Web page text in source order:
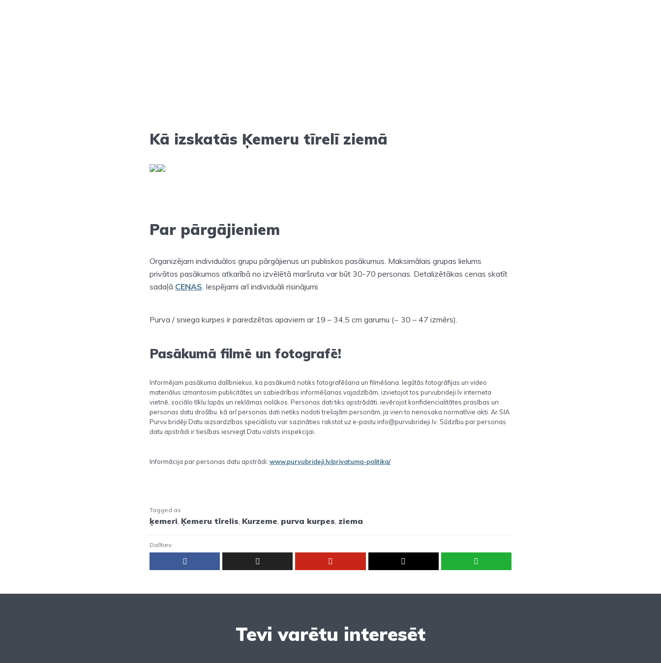
Kā izskatās Ķemeru tīrelī ziemā
Par pārgājieniem
Organizējam individuālos grupu pārgājienus un publiskos pasākumus. Maksimālais grupas lielums
privātos pasākumos atkarībā no izvēlētā maršruta var būt 30-70 personas. Detalizētākas cenas skatīt
sadaļā CENAS. Iespējami arī individuāli risinājumi.
Purva / sniega kurpes ir paredzētas apaviem ar 19 – 34,5 cm garumu (~ 30 – 47 izmērs).
Pasākumā filmē un fotografē!
Informējam pasākuma dalībniekus, ka pasākumā notiks fotografēšana un filmēšana. Iegūtās fotogrāfijas un video
materiālus izmantosim publicitātes un sabiedrības informēšanas vajadzībām, izvietojot tos purvubrideji.lv interneta
vietnē, sociālo tīklu lapās un reklāmas nolūkos. Personas dati tiks apstrādāti, ievērojot konfidencialitātes prasības un
personas datu drošību, kā arī personas dati netiks nodoti trešajām personām, ja vien to nenosaka normatīvie akti. Ar SIA
Purvu bridēji Datu aizsardzības speciālistu var sazināties rakstot uz e-pastu info@purvubrideji.lv. Sūdzību par personas
datu apstrādi ir tiesības iesniegt Datu valsts inspekcijai.
Informācija par personas datu apstrādi: www.purvubrideji.lv/privatuma-politika/
Tagged as
ķemeri, Ķemeru tīrelis, Kurzeme, purva kurpes, ziema
Dalīties:
Tevi varētu interesēt